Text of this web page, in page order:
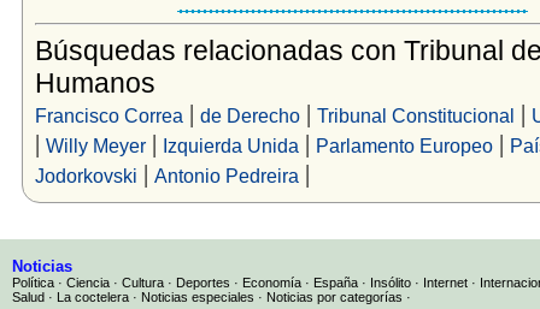
Búsquedas relacionadas con Tribunal
Humanos
Francisco Correa | de Derecho| Tribunal Constitucional |
| Willy Meyer| Izquierda Unida | Parlamento Europeo|
Jodorkovski | Antonio Pedreira |
Noticias
Política · Ciencia · Cultura · Deportes · Economía · España · Insólito · Internet ·
Salud · La coctelera · Noticias especiales · Noticias por categorías ·